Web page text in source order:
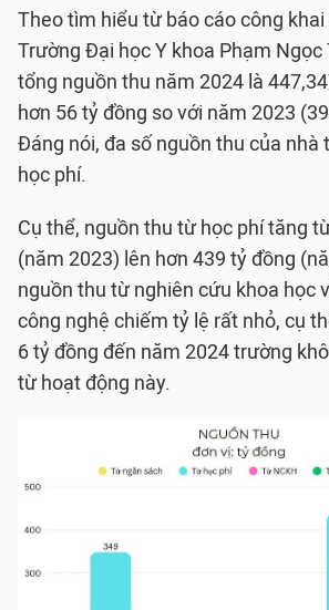
Theo tìm hiểu từ báo cáo công
Trường Đại học Y khoa Phạm Ngọc
tổng nguồn thu năm 2024 là
hơn 56 tỷ đồng so với năm 2023
Đáng nói, đa số nguồn thu của nhà
học phí.
Cụ thể, nguồn thu từ học phí tăng
(năm 2023) lên hơn 439 tỷ đồng
nguồn thu từ nghiên cứu khoa học
công nghệ chiếm tỷ lệ rất nhỏ, cụ
6 tỷ đồng đến năm 2024 trường
từ hoạt động này.